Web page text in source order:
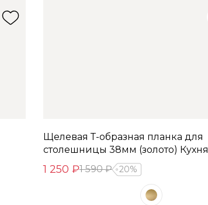
Щелевая Т-образная планка для
столешницы 38мм (золото) Кухня
1 250 ₽1 590 ₽ 20%